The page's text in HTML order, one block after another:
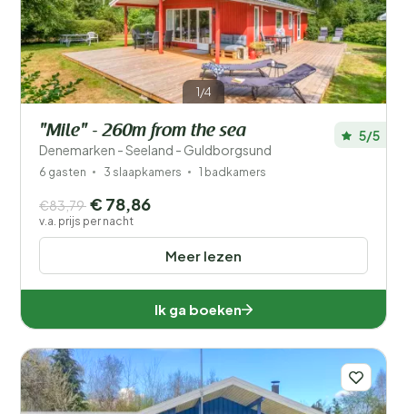
Je vakantie
Kies reisdata en je gezelschap
Wanneer?
Aantal gasten?
Afstand 1
Filters opslaan
1/4
"Mile" - 260m from the sea
Denemarken - Seeland - Guldborgsund
5/5
6 gasten 3 slaapkamers 1 badkamers
Meer lezen
€83,79 € 78,86
v.a. prijs per nacht
Ik ga boeken